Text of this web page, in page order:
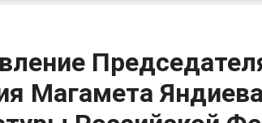
Магамета